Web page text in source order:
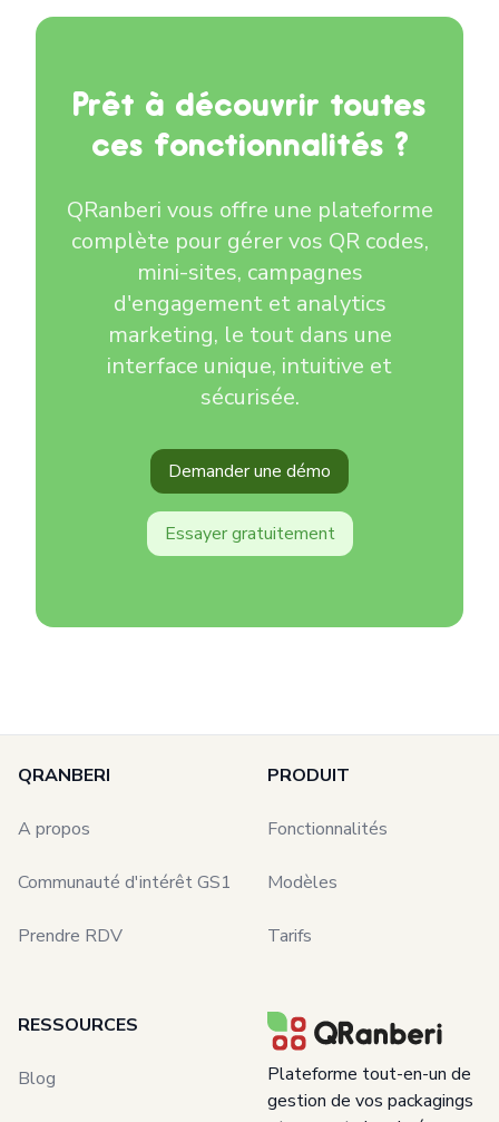
Prêt à découvrir toutes
ces fonctionnalités ?
QRanberi vous offre une plateforme
complète pour gérer vos QR codes,
mini-sites, campagnes
d'engagement et analytics
marketing, le tout dans une
interface unique, intuitive et
sécurisée.
Demander une démo
Essayer gratuitement
QRANBERI
A propos
Communauté d'intérêt GS1
Prendre RDV
PRODUIT
Fonctionnalités
Modèles
Tarifs
RESSOURCES
Blog
Plateforme tout-en-un de
gestion de vos packagings